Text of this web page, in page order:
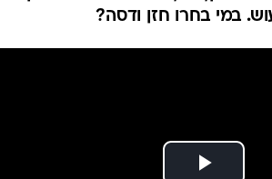
במי בחרו חזן ודסה?